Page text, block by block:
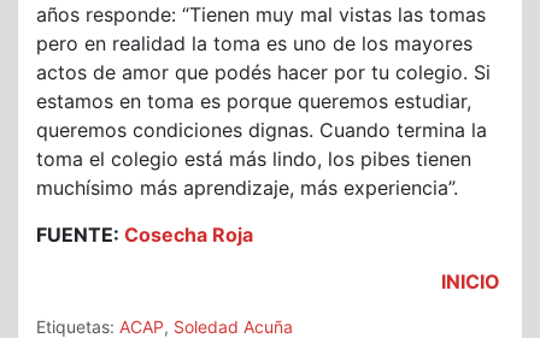
años responde: “Tienen muy mal vistas las tomas
pero en realidad la toma es uno de los mayores
actos de amor que podés hacer por tu colegio. Si
estamos en toma es porque queremos estudiar,
queremos condiciones dignas. Cuando termina la
toma el colegio está más lindo, los pibes tienen
muchísimo más aprendizaje, más experiencia”.
FUENTE: Cosecha Roja
INICIO
Etiquetas: ACAP, Soledad Acuña